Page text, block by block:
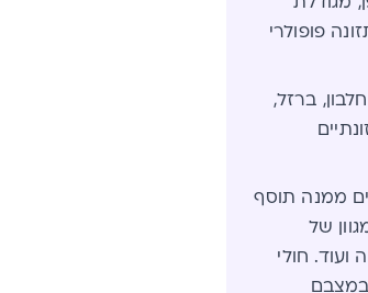
פופולרי
ברזל,
ממנה תוסף
של
ועוד. חולי
במצבם